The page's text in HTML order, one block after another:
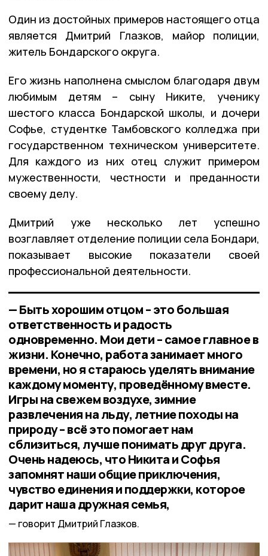
Один из достойных примеров настоящего отца
является Дмитрий Глазков, майор полиции,
житель Бондарского округа.
Его жизнь наполнена смыслом благодаря двум
любимым детям – сыну Никите, ученику
шестого класса Бондарской школы, и дочери
Софье, студентке Тамбовского колледжа при
государственном техническом университете.
Для каждого из них отец служит примером
мужественности, честности и преданности
своему делу.
Дмитрий уже несколько лет успешно
возглавляет отделение полиции села Бондари,
показывает высокие показатели своей
профессиональной деятельности.
— Быть хорошим отцом – это большая
ответственность и радость
одновременно. Мои дети – самое главное в
жизни. Конечно, работа занимает много
времени, но я стараюсь уделять внимание
каждому моменту, проведённому вместе.
Игры на свежем воздухе, зимние
развлечения на льду, летние походы на
природу – всё это помогает нам
сблизиться, лучше понимать друг друга.
Очень надеюсь, что Никита и Софья
запомнят наши общие приключения,
чувство единения и поддержки, которое
дарит наша дружная семья,
говорит Дмитрий Глазков.